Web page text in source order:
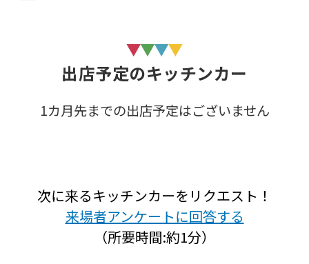
出店予定のキッチンカー
1カ月先までの出店予定はございません
次に来るキッチンカーをリクエスト！
来場者アンケートに回答する
（所要時間:約1分）